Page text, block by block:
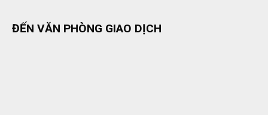
ĐẾN VĂN PHÒNG GIAO DỊCH